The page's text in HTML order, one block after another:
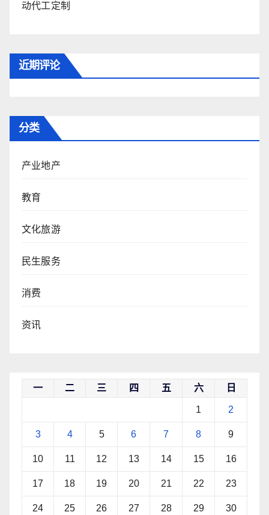
动代工定制
近期评论
分类
产业地产
教育
文化旅游
民生服务
消费
资讯
一 二 三 四 五 六 日
1 2
3 4 5 6 7 8 9
10 11 12 13 14 15 16
17 18 19 20 21 22 23
24 25 26 27 28 29 30